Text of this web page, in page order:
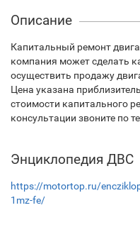
Описание
Капитальный ремонт
компания может сделать
осуществить продажу
Цена указана
стоимости капитального
консультации звоните по
Энциклопедия ДВС
https://motortop.ru/
1mz-fe/